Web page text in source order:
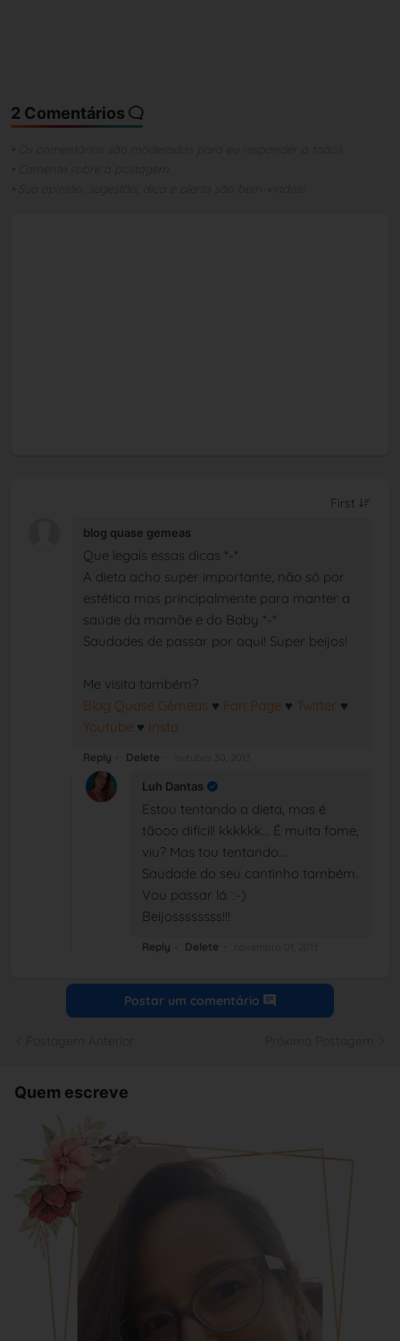
2 Comentários
blog quase gemeas
Que legais essas dicas *-*
A dieta acho super importante, não só por
estética mas principalmente para manter a
saúde da mamãe e do Baby *-*
Saudades de passar por aqui! Super beijos!
Me visita também?
Blog Quase Gêmeas ♥ Fan Page♥ Twitter ♥
Youtube♥ Insta
Reply Delete
Luh Dantas
Estou tentando a dieta, mas é
tãooo difícil! kkkkkk... É muita fome,
viu? Mas tou tentando...
Saudade do seu cantinho também.
Vou passar lá. :-)
Beijossssssss!!!
Reply Delete
Postar um comentário
Quem escreve